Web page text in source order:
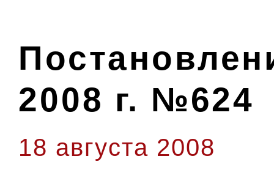
2008 г. №624
18 августа 2008